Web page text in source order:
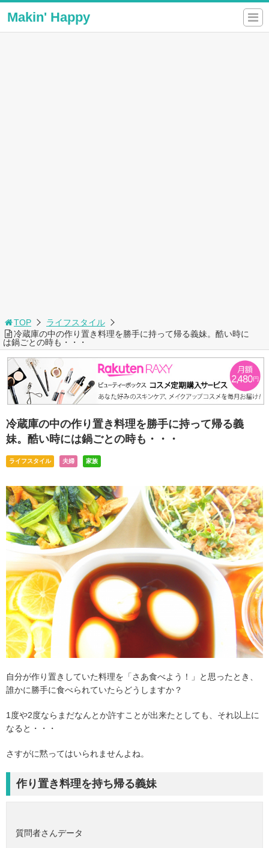
Makin' Happy
TOP
ライフスタイル
冷蔵庫の中の作り置き料理を勝手に持って帰る義妹。酷い時に
は鍋ごとの時も・・・
冷蔵庫の中の作り置き料理を勝手に持って帰る義
妹。酷い時には鍋ごとの時も・・・
ライフスタイル 夫婦 家族
自分が作り置きしていた料理を「さあ食べよう！」と思ったとき、
誰かに勝手に食べられていたらどうしますか？
1度や2度ならまだなんとか許すことが出来たとしても、それ以上に
なると・・・
さすがに黙ってはいられませんよね。
作り置き料理を持ち帰る義妹
質問者さんデータ